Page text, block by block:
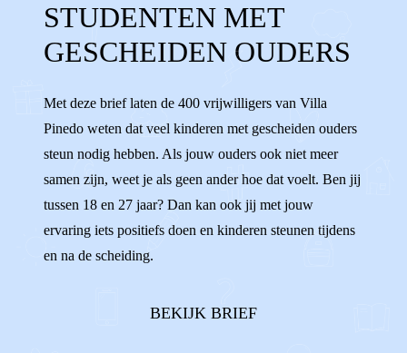
STEUNEN ANDEREN HELPEN
STUDENTEN MET
GESCHEIDEN OUDERS
Met deze brief laten de 400 vrijwilligers van Villa
Pinedo weten dat veel kinderen met gescheiden ouders
steun nodig hebben. Als jouw ouders ook niet meer
samen zijn, weet je als geen ander hoe dat voelt. Ben jij
tussen 18 en 27 jaar? Dan kan ook jij met jouw
ervaring iets positiefs doen en kinderen steunen tijdens
en na de scheiding.
BEKIJK BRIEF